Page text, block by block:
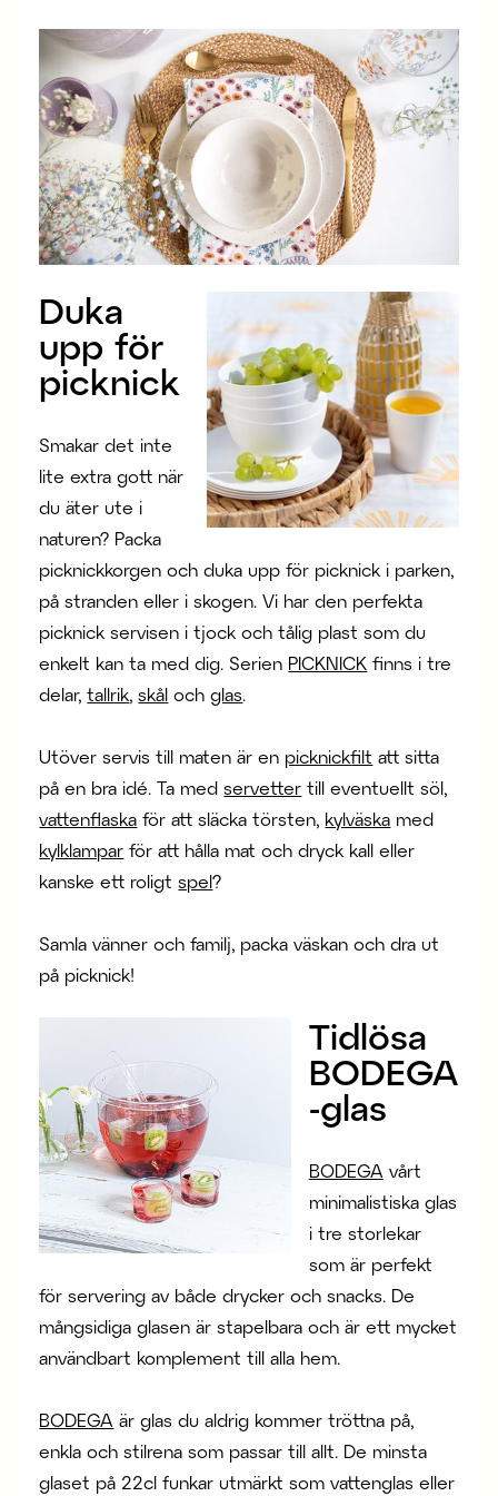
Duka
upp för
picknick
Smakar det inte
lite extra gott när
du äter ute i
naturen? Packa
picknickkorgen och duka upp för picknick i parken,
på stranden eller i skogen. Vi har den perfekta
picknick servisen i tjock och tålig plast som du
enkelt kan ta med dig. Serien PICKNICK finns i tre
delar,tallrik,skål ochglas.
Utöver servis till maten är en picknickfilt att sitta
på en bra idé. Ta medservetter till eventuellt söl,
vattenflaska för att släcka törsten, kylväska med
kylklampar för att hålla mat och dryck kall eller
kanske ett roligtspel?
Samla vänner och familj, packa väskan och dra ut
på picknick!
Tidlösa
BODEGA
-glas
BODEGA vårt
minimalistiska glas
i tre storlekar
som är perfekt
för servering av både drycker och snacks. De
mångsidiga glasen är stapelbara och är ett mycket
användbart komplement till alla hem.
BODEGA är glas du aldrig kommer tröttna på,
enkla och stilrena som passar till allt. De minsta
glaset på 22cl funkar utmärkt som vattenglas eller